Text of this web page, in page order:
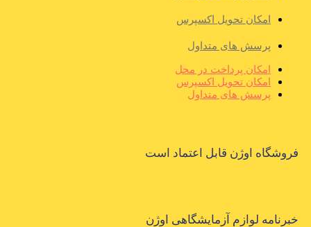
امکان تحویل اکسپرس
پرسش های متداول
امکان پرداخت در محل
امکان تحویل اکسپرس
پرسش های متداول
فروشگاه اوژن قابل اعتماد است
خبرنامه لوازم آزمایشگاهی اوژن